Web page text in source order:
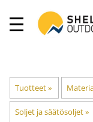
Tuotteet‪»
Soljet ja säätösoljet‪»